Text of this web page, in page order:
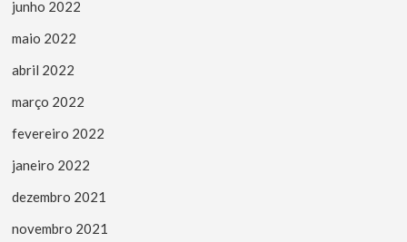
junho 2022
maio 2022
abril 2022
março 2022
fevereiro 2022
janeiro 2022
dezembro 2021
novembro 2021